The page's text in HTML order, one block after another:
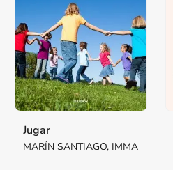
Jugar
MARÍN SANTIAGO, IMMA